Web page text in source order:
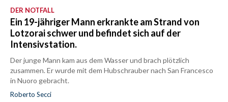
DER NOTFALL
Ein 19-jähriger Mann erkrankte am Strand von
Lotzorai schwer und befindet sich auf der
Intensivstation.
Der junge Mann kam aus dem Wasser und brach plötzlich
zusammen. Er wurde mit dem Hubschrauber nach San Francesco
in Nuoro gebracht.
Roberto Secci